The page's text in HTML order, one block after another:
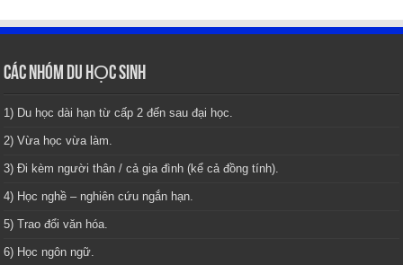
CÁC NHÓM DU HỌC SINH
1) Du học dài hạn từ cấp 2 đến sau đại học.
2) Vừa học vừa làm.
3) Đi kèm người thân / cả gia đình (kể cả đồng tính).
4) Học nghề – nghiên cứu ngắn hạn.
5) Trao đổi văn hóa.
6) Học ngôn ngữ.